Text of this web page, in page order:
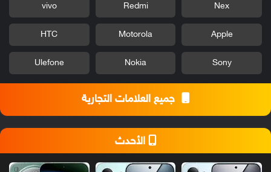
Nex
Redmi
vivo
Apple
Motorola
HTC
Sony
Nokia
Ulefone
جميع العلامات التجارية
الأحدث